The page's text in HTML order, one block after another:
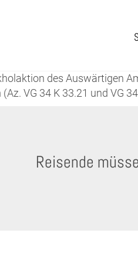
des Auswärtigen
VG 34 K 33.21 und VG
Reisende